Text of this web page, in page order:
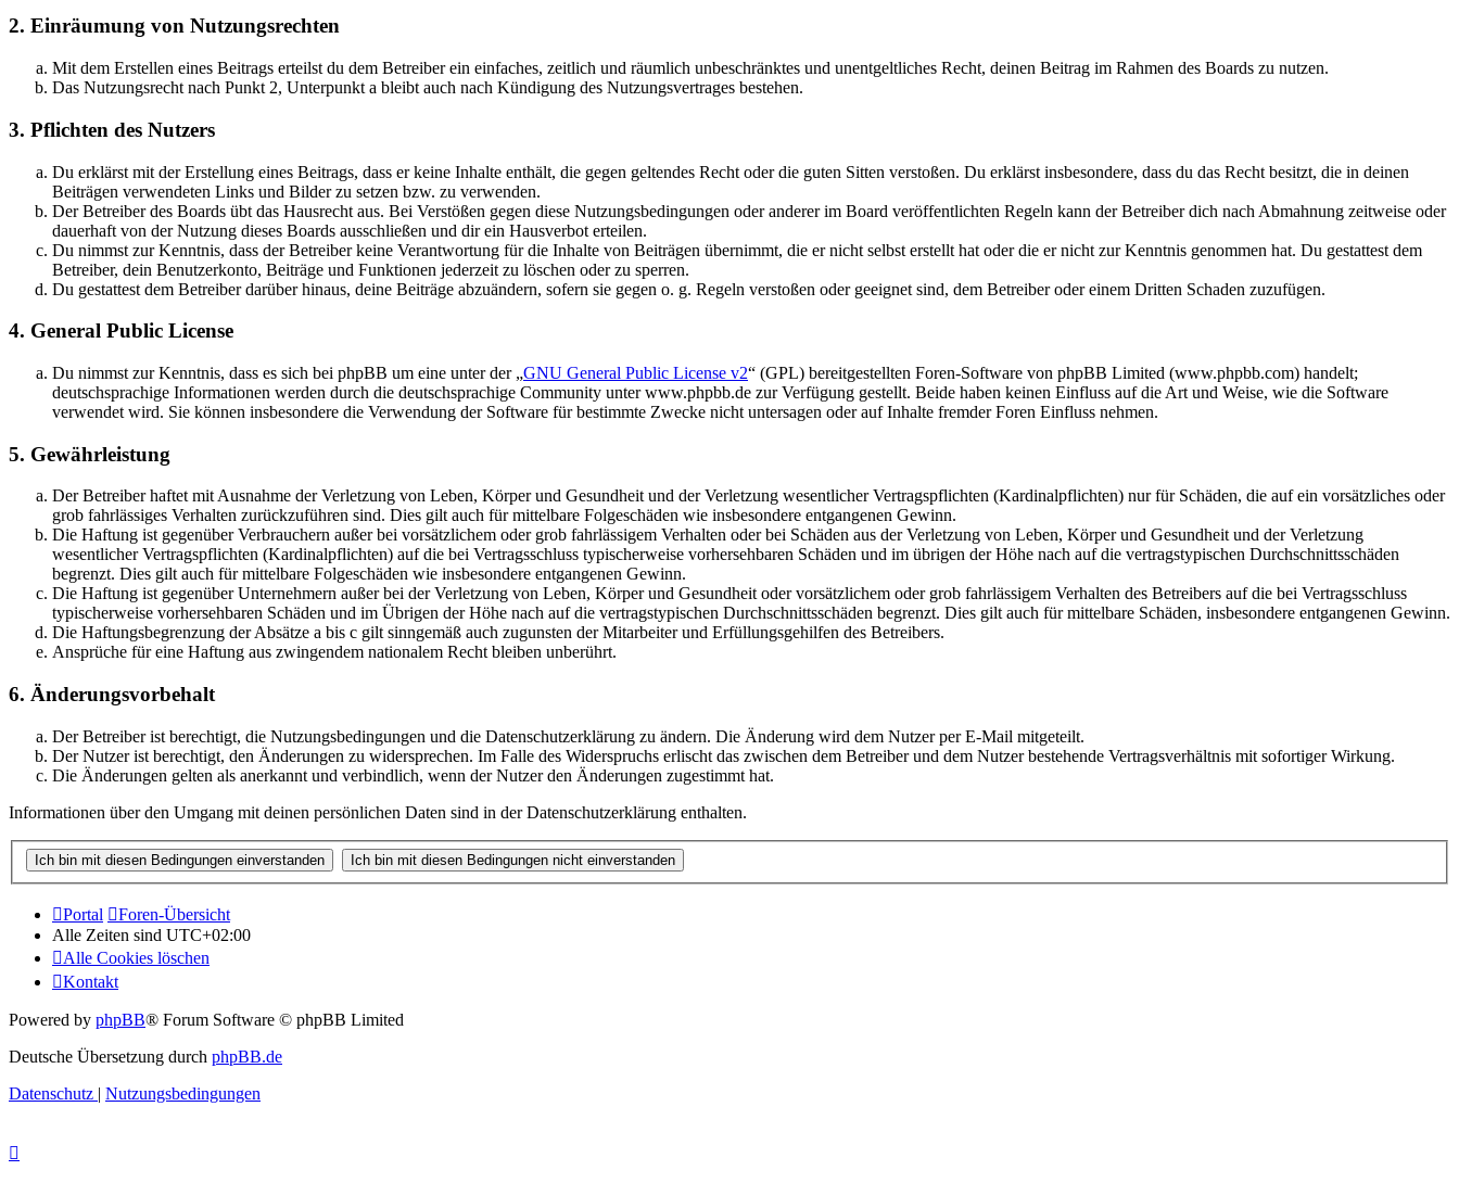
2. Einräumung von Nutzungsrechten
Mit dem Erstellen eines Beitrags erteilst du dem Betreiber ein einfaches, zeitlich und räumlich unbeschränktes und unentgeltliches Recht, deinen Beitrag im Rahmen des Boards zu nutzen.
Das Nutzungsrecht nach Punkt 2, Unterpunkt a bleibt auch nach Kündigung des Nutzungsvertrages bestehen.
3. Pflichten des Nutzers
Du erklärst mit der Erstellung eines Beitrags, dass er keine Inhalte enthält, die gegen geltendes Recht oder die guten Sitten verstoßen. Du erklärst insbesondere, dass du das Recht besitzt, die in deinen
Beiträgen verwendeten Links und Bilder zu setzen bzw. zu verwenden.
Der Betreiber des Boards übt das Hausrecht aus. Bei Verstößen gegen diese Nutzungsbedingungen oder anderer im Board veröffentlichten Regeln kann der Betreiber dich nach Abmahnung zeitweise oder
dauerhaft von der Nutzung dieses Boards ausschließen und dir ein Hausverbot erteilen.
Du nimmst zur Kenntnis, dass der Betreiber keine Verantwortung für die Inhalte von Beiträgen übernimmt, die er nicht selbst erstellt hat oder die er nicht zur Kenntnis genommen hat. Du gestattest dem
Betreiber, dein Benutzerkonto, Beiträge und Funktionen jederzeit zu löschen oder zu sperren.
Du gestattest dem Betreiber darüber hinaus, deine Beiträge abzuändern, sofern sie gegen o. g. Regeln verstoßen oder geeignet sind, dem Betreiber oder einem Dritten Schaden zuzufügen.
4. General Public License
Du nimmst zur Kenntnis, dass es sich bei phpBB um eine unter der „GNU General Public License v2“ (GPL) bereitgestellten Foren-Software von phpBB Limited (www.phpbb.com) handelt;
deutschsprachige Informationen werden durch die deutschsprachige Community unter www.phpbb.de zur Verfügung gestellt. Beide haben keinen Einfluss auf die Art und Weise, wie die Software
verwendet wird. Sie können insbesondere die Verwendung der Software für bestimmte Zwecke nicht untersagen oder auf Inhalte fremder Foren Einfluss nehmen.
5. Gewährleistung
Der Betreiber haftet mit Ausnahme der Verletzung von Leben, Körper und Gesundheit und der Verletzung wesentlicher Vertragspflichten (Kardinalpflichten) nur für Schäden, die auf ein vorsätzliches oder
grob fahrlässiges Verhalten zurückzuführen sind. Dies gilt auch für mittelbare Folgeschäden wie insbesondere entgangenen Gewinn.
Die Haftung ist gegenüber Verbrauchern außer bei vorsätzlichem oder grob fahrlässigem Verhalten oder bei Schäden aus der Verletzung von Leben, Körper und Gesundheit und der Verletzung
wesentlicher Vertragspflichten (Kardinalpflichten) auf die bei Vertragsschluss typischerweise vorhersehbaren Schäden und im übrigen der Höhe nach auf die vertragstypischen Durchschnittsschäden
begrenzt. Dies gilt auch für mittelbare Folgeschäden wie insbesondere entgangenen Gewinn.
Die Haftung ist gegenüber Unternehmern außer bei der Verletzung von Leben, Körper und Gesundheit oder vorsätzlichem oder grob fahrlässigem Verhalten des Betreibers auf die bei Vertragsschluss
typischerweise vorhersehbaren Schäden und im Übrigen der Höhe nach auf die vertragstypischen Durchschnittsschäden begrenzt. Dies gilt auch für mittelbare Schäden, insbesondere entgangenen Gewinn.
Die Haftungsbegrenzung der Absätze a bis c gilt sinngemäß auch zugunsten der Mitarbeiter und Erfüllungsgehilfen des Betreibers.
Ansprüche für eine Haftung aus zwingendem nationalem Recht bleiben unberührt.
6. Änderungsvorbehalt
Der Betreiber ist berechtigt, die Nutzungsbedingungen und die Datenschutzerklärung zu ändern. Die Änderung wird dem Nutzer per E-Mail mitgeteilt.
Der Nutzer ist berechtigt, den Änderungen zu widersprechen. Im Falle des Widerspruchs erlischt das zwischen dem Betreiber und dem Nutzer bestehende Vertragsverhältnis mit sofortiger Wirkung.
Die Änderungen gelten als anerkannt und verbindlich, wenn der Nutzer den Änderungen zugestimmt hat.
Informationen über den Umgang mit deinen persönlichen Daten sind in der Datenschutzerklärung enthalten.
Portal
Foren-Übersicht
Alle Zeiten sind UTC+02:00
Alle Cookies löschen
Kontakt
Powered by phpBB® Forum Software © phpBB Limited
Deutsche Übersetzung durch phpBB.de
Datenschutz | Nutzungsbedingungen